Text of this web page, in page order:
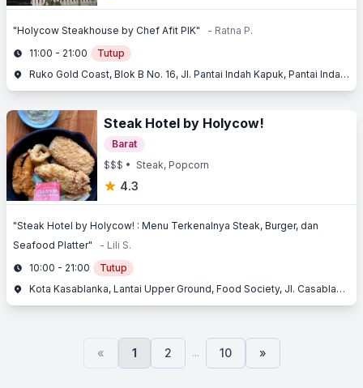
"Holycow Steakhouse by Chef Afit PIK"
- Ratna P.
11:00 - 21:00
Tutup
Ruko Gold Coast, Blok B No. 16, Jl. Pantai Indah Kapuk, Pantai Indah Kapuk (PIK), Penjaringan, Jakarta Utara, Jakarta
Steak Hotel by Holycow!
Barat
$$$ • Steak, Popcorn
4.3
"Steak Hotel by Holycow! : Menu Terkenalnya Steak, Burger, dan
Seafood Platter"
- Lili S.
10:00 - 21:00
Tutup
Kota Kasablanka, Lantai Upper Ground, Food Society, Jl. Casablanca Raya, Tebet, Jakarta Selatan, Jakarta
« 1 2 ... 10 »